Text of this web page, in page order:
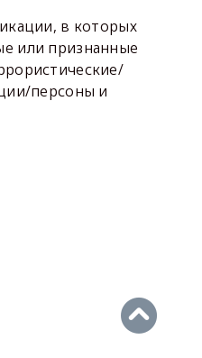
в которых
или признанные
персоны и